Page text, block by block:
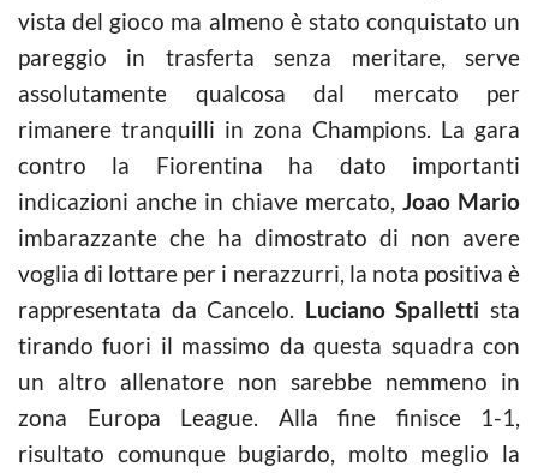
vista del gioco ma almeno è stato conquistato un
pareggio in trasferta senza meritare, serve
assolutamente qualcosa dal mercato per
rimanere tranquilli in zona Champions. La gara
contro la Fiorentina ha dato importanti
indicazioni anche in chiave mercato, Joao Mario
imbarazzante che ha dimostrato di non avere
voglia di lottare per i nerazzurri, la nota positiva è
rappresentata da Cancelo. Luciano Spalletti sta
tirando fuori il massimo da questa squadra con
un altro allenatore non sarebbe nemmeno in
zona Europa League. Alla fine finisce 1-1,
risultato comunque bugiardo, molto meglio la